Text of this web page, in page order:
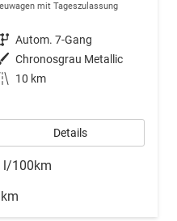
mit Tageszulassung
Getriebe Autom. 7-Gang
Außenfarbe Chronosgrau Metallic
Kilometerstand
10 km
Details
l/100km